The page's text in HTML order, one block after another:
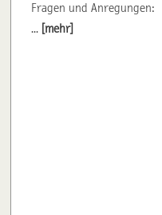
Fragen und Anregungen:
... [mehr]